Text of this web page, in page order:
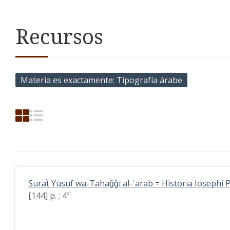
Recursos
Materia es exactamente Tipografía árabe
Suraẗ Yūsuf wa-Tahaǧǧī al-ʿarab = Historia Iosephi
[144] p. ; 4º